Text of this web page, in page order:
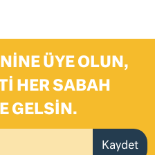
ÜYE OLUN,
HER SABAH
GELSIN.
Kaydet